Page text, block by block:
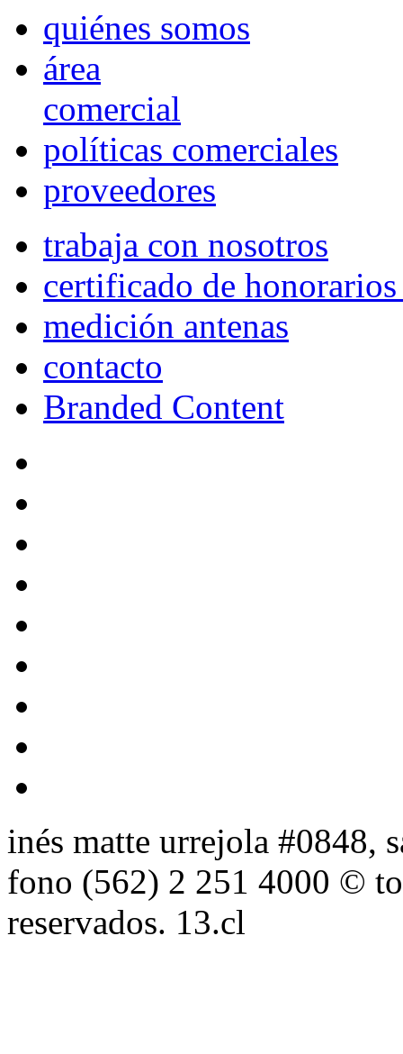
quiénes somos
área
comercial
políticas comerciales
proveedores
trabaja con nosotros
certificado de
medición antenas
contacto
Branded Content
inés matte urrejola #0848,
fono (562) 2 251 4000 ©
reservados. 13.cl